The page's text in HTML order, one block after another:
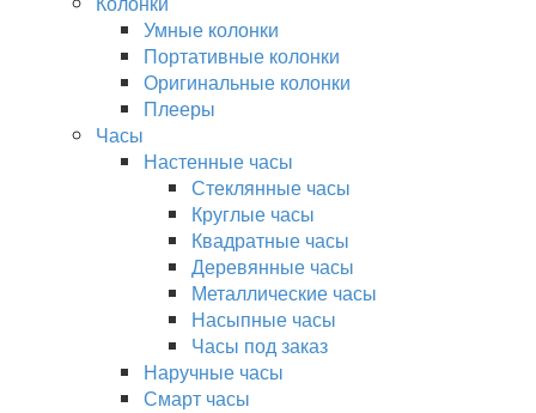
Умные колонки
Портативные колонки
Оригинальные колонки
Плееры
Часы
Настенные часы
Стеклянные часы
Круглые часы
Квадратные часы
Деревянные часы
Металлические часы
Насыпные часы
Часы под заказ
Наручные часы
Смарт часы